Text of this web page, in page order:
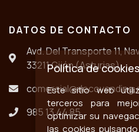
DATOS DE CONTACTO
Avd. Del Transporte 11,
33211 Gijón (Asturias)
985 13 44 85
Política de cookies
Este sitio web
terceros para
optimizar su
las cookies